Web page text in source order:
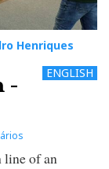
Henriques
ENGLISH
-
line of an